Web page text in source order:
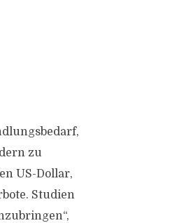
zu
US-Dollar,
Studien